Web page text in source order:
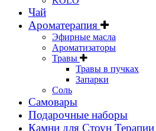
Чай
Ароматерапия
Эфирные масла
Ароматизаторы
Травы
Травы в пучках
Запарки
Соль
Самовары
Подарочные наборы
Камни для Стоун Терапии